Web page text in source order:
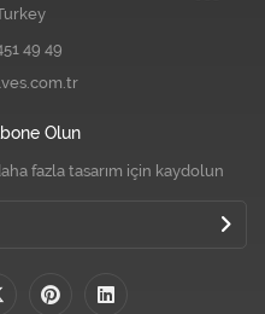
49 49
Olun
fazla tasarım için kaydolun